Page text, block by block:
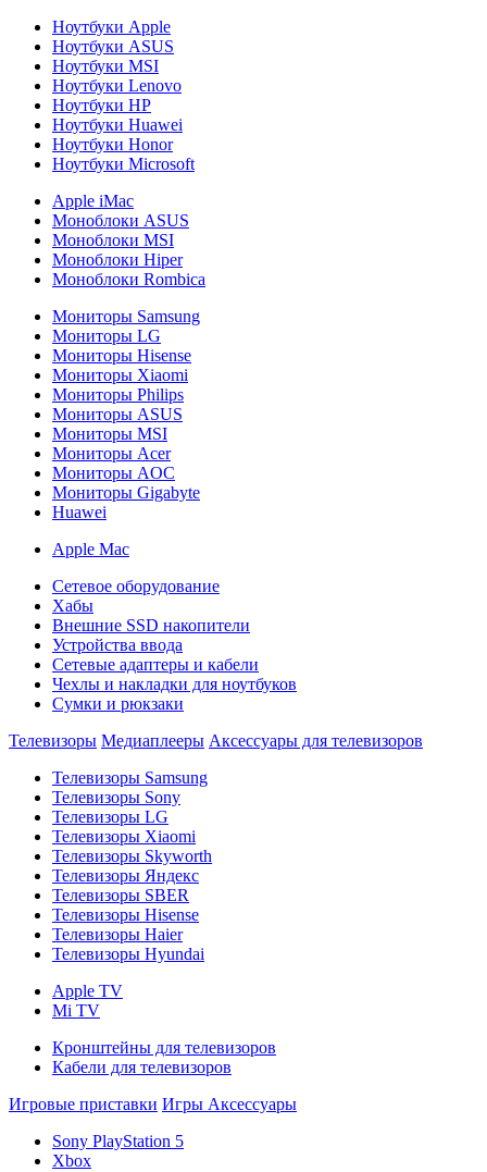
Ноутбуки Apple
Ноутбуки ASUS
Ноутбуки MSI
Ноутбуки Lenovo
Ноутбуки HP
Ноутбуки Huawei
Ноутбуки Honor
Ноутбуки Microsoft
Apple iMac
Моноблоки ASUS
Моноблоки MSI
Моноблоки Hiper
Моноблоки Rombica
Мониторы Samsung
Мониторы LG
Мониторы Hisense
Мониторы Xiaomi
Мониторы Philips
Мониторы ASUS
Мониторы MSI
Мониторы Acer
Мониторы AOC
Мониторы Gigabyte
Huawei
Apple Mac
Сетевое оборудование
Хабы
Внешние SSD накопители
Устройства ввода
Сетевые адаптеры и кабели
Чехлы и накладки для ноутбуков
Сумки и рюкзаки
Телевизоры Медиаплееры Аксессуары для телевизоров
Телевизоры Samsung
Телевизоры Sony
Телевизоры LG
Телевизоры Xiaomi
Телевизоры Skyworth
Телевизоры Яндекс
Телевизоры SBER
Телевизоры Hisense
Телевизоры Haier
Телевизоры Hyundai
Apple TV
Mi TV
Кронштейны для телевизоров
Кабели для телевизоров
Игровые приставки Игры Аксессуары
Sony PlayStation 5
Xbox